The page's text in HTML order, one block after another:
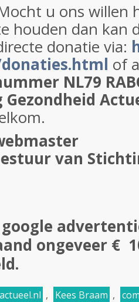
u ons willen
houden dan kan
donatie via:
of
NL79
van
google
ongeveer €
, Kees Braam ,